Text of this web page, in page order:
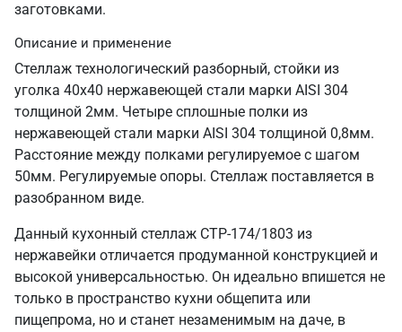
заготовками.
Описание и применение
Стеллаж технологический разборный, стойки из
уголка 40х40 нержавеющей стали марки AISI 304
толщиной 2мм. Четыре сплошные полки из
нержавеющей стали марки AISI 304 толщиной 0,8мм.
Расстояние между полками регулируемое с шагом
50мм. Регулируемые опоры. Стеллаж поставляется в
разобранном виде.
Данный кухонный стеллаж СТР-174/1803 из
нержавейки отличается продуманной конструкцией и
высокой универсальностью. Он идеально впишется не
только в пространство кухни общепита или
пищепрома, но и станет незаменимым на даче, в